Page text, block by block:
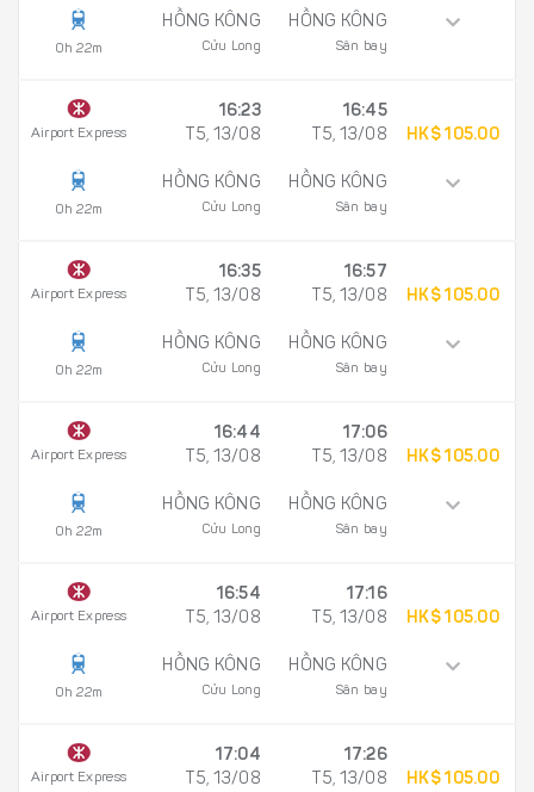
0h 22m
HỒNG KÔNG
Cửu Long
HỒNG KÔNG
Sân bay
Airport Express
0h 22m
16:23
T5, 13/08
HỒNG KÔNG
Cửu Long
16:45
T5, 13/08
HỒNG KÔNG
Sân bay
HK$ 105.00
Airport Express
0h 22m
16:35
T5, 13/08
HỒNG KÔNG
Cửu Long
16:57
T5, 13/08
HỒNG KÔNG
Sân bay
HK$ 105.00
Airport Express
0h 22m
16:44
T5, 13/08
HỒNG KÔNG
Cửu Long
17:06
T5, 13/08
HỒNG KÔNG
Sân bay
HK$ 105.00
Airport Express
0h 22m
16:54
T5, 13/08
HỒNG KÔNG
Cửu Long
17:16
T5, 13/08
HỒNG KÔNG
Sân bay
HK$ 105.00
Airport Express
17:04
T5, 13/08
17:26
T5, 13/08
HK$ 105.00